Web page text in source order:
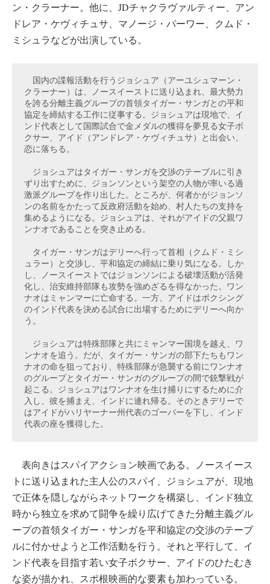
ン・クラーナー。他に、JDチャクラヴァルティー、アン
ドレア・ケヴィチュサ、マノージ・パーワー、クムド・
ミシュラなどが出演している。
国内の諜報活動を行うジョシュア（アーユシュマーン・
クラーナー）は、ノースイーストに送り込まれ、最大勢力
を誇る分離主義グループの首領タイガー・サンガとの平和
協定を締結する工作に従事する。ジョシュアは現地で、イ
ンド代表として国際試合で金メダルの獲得を夢見る女子ボ
クサー、アイド（アンドレア・ケヴィチュサ）と出会い、
恋に落ちる。
ジョシュアはタイガー・サンガを交渉のテーブルに引き
ずり出すために、ジョンソンという架空の人物が率いる過
激派グループを作り出した。ところが、何者かがジョンソ
ンの名前をかたって反政府活動を始め、村人たちの支持を
集めるようになる。ジョシュアは、それがアイドの父親ワ
ンナオであることを突き止める。
タイガー・サンガはデリーへ行って首相（クムド・ミシ
ュラー）と交渉し、平和協定の締結に乗り気になる。しか
し、ノースイーストではジョンソンによる破壊活動が活発
化し、治安維持部隊も攻勢を強めざるを得なかった。ワン
ナオはミャンマーに亡命する。一方、アイドはボクシング
のインド代表を決める試合に出場するためにデリーへ向か
う。
ジョシュアは特殊部隊と共にミャンマー国境を越え、ワ
ンナオを追う。だが、タイガー・サンガの部下たちもワン
ナオの命を狙っており、特殊部隊が急襲する前にワンナオ
のグループとタイガー・サンガのグループの間で銃撃戦が
起こる。ジョシュアはワンナオを生け捕りにするために介
入し、彼を捕まえ、インドに連れ帰る。そのときデリーで
はアイドがハリヤーナー州代表のゴーパーを下し、インド
代表の座を獲得した。
表向きはスパイアクション映画である。ノースイース
トに送り込まれた主人公のスパイ、ジョシュアが、現地
で正体を隠しながらネットワークを構築し、インド独立
時から独立を求めて闘争を繰り広げてきた分離主義グル
ープの首領タイガー・サンガを平和協定の交渉のテーブ
ルに付かせようと工作活動を行う。それと平行して、イ
ンド代表を目指す若い女子ボクサー、アイドのひたむき
な姿が描かれ、スポ根映画的な要素も加わっている。